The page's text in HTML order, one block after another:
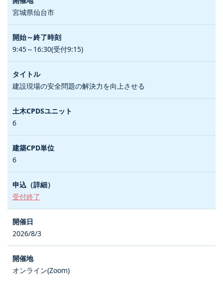
宮城県仙台市
9:45～16:30(受付9:15)
建設現場の安全問題の解決力を向上させる
6
6
受付終了
2026/8/3
オンライン(Zoom)